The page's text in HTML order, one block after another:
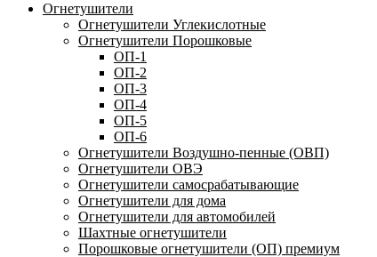
Огнетушители
Огнетушители Углекислотные
Огнетушители Порошковые
ОП-1
ОП-2
ОП-3
ОП-4
ОП-5
ОП-6
Огнетушители Воздушно-пенные (ОВП)
Огнетушители ОВЭ
Огнетушители самосрабатывающие
Огнетушители для дома
Огнетушители для автомобилей
Шахтные огнетушители
Порошковые огнетушители (ОП) премиум